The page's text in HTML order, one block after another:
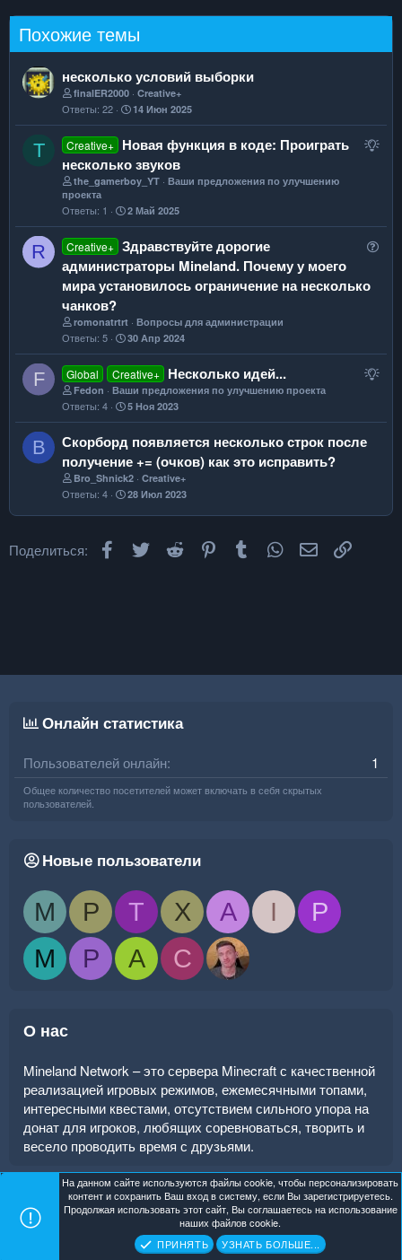
Похожие темы
несколько условий выборки
finalER2000 Creative+
Ответы 22 14 Июн 2025
T
П
Creative+ Новая функция в коде: Проиграть
несколько звуков
the_gamerboy_YT Ваши предложения по улучшению
проекта
Ответы 1 2 Май 2025
R Creative+ Здравствуйте дорогие
администраторы Mineland. Почему у моего
мира установилось ограничение на несколько
чанков?
romonatrtrt Вопросы для администрации
Ответы 5 30 Апр 2024
F
П
д
н
Global Creative+ Несколько идей...
Fedon Ваши предложения по улучшению проекта
Ответы 4 5 Ноя 2023
B
Скорборд появляется несколько строк после
получение += (очков) как это исправить?
Bro_Shnick2 Creative+
Ответы 4 28 Июл 2023
Поделиться: Facebook
Twitter Reddit PinterestTumblr WhatsApp
Онлайн статистика
Пользователей онлайн 1
Общее количество посетителей может включать в себя скрытых
пользователей.
Новые пользователи
M P T X A I
P
M
P A C
О нас
Mineland Network – это сервера Minecraft с качественной
реализацией игровых режимов, ежемесячными топами,
интересными квестами, отсутствием сильного упора на
донат для игроков, любящих соревноваться, творить и
весело проводить время с друзьями.
Mineland Dark Помощь Главная
R
S
S
Mineland Network . All Rights Reserved.
На данном сайте используются файлы cookie, чтобы персонализировать
контент и сохранить Ваш вход в систему, если Вы зарегистрируетесь.
Продолжая использовать этот сайт, Вы соглашаетесь на использование
наших файлов cookie.
ПРИНЯТЬ
УЗНАТЬ БОЛЬШЕ...